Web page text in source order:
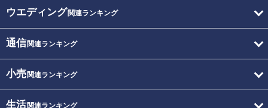
ウエディング関連ランキング
通信関連ランキング
小売関連ランキング
生活関連ランキング